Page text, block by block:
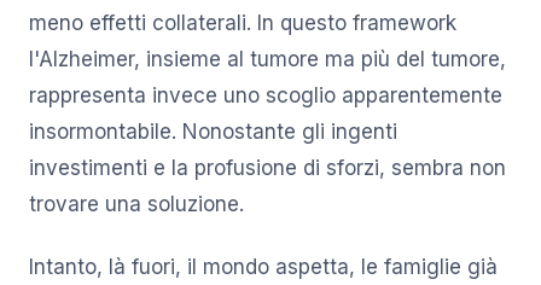
meno effetti collaterali. In questo framework
l'Alzheimer, insieme al tumore ma più del tumore,
rappresenta invece uno scoglio apparentemente
insormontabile. Nonostante gli ingenti
investimenti e la profusione di sforzi, sembra non
trovare una soluzione.
Intanto, là fuori, il mondo aspetta, le famiglie già